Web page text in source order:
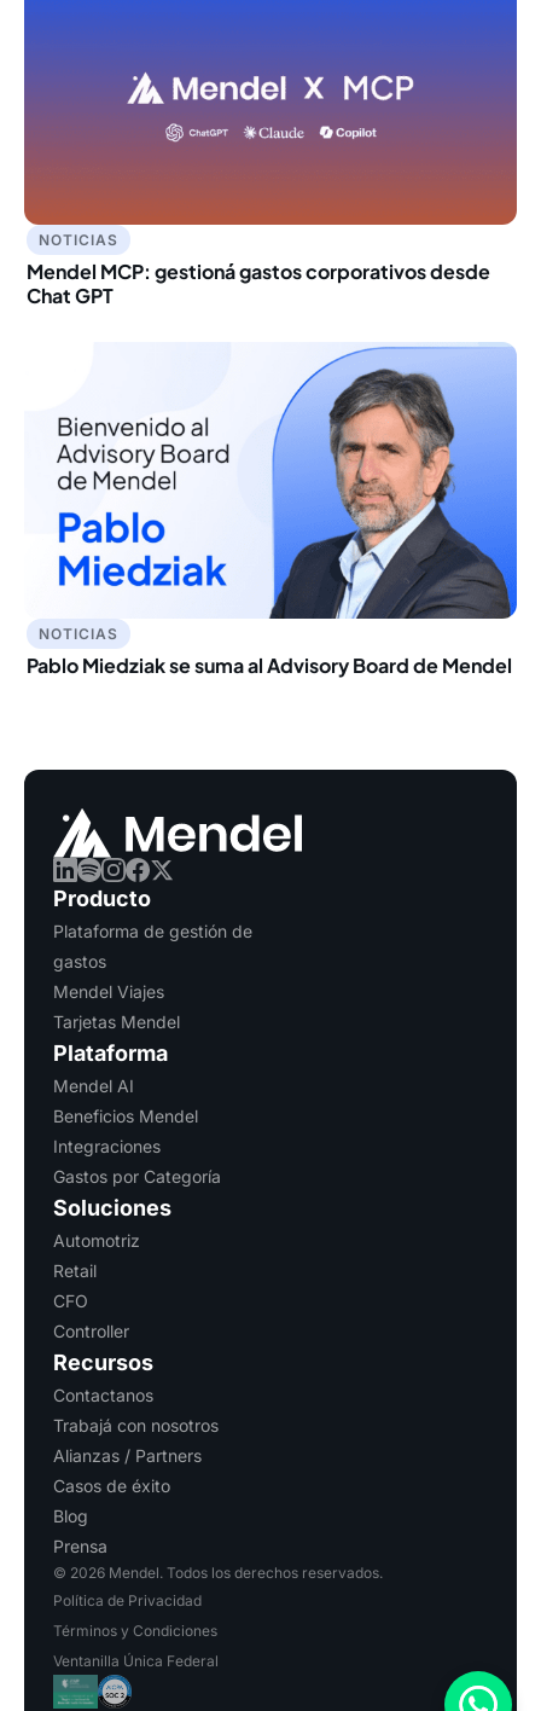
NOTICIAS
Mendel MCP: gestioná gastos corporativos desde
Chat GPT
NOTICIAS
Pablo Miedziak se suma al Advisory Board de Mendel
Producto
Plataforma de gestión de
gastos
Mendel Viajes
Tarjetas Mendel
Plataforma
Mendel AI
Beneficios Mendel
Integraciones
Gastos por Categoría
Soluciones
Automotriz
Retail
CFO
Controller
Recursos
Contactanos
Trabajá con nosotros
Alianzas / Partners
Casos de éxito
Blog
Prensa
© 2026 Mendel. Todos los derechos reservados.
Política de Privacidad
Términos y Condiciones
Ventanilla Única Federal